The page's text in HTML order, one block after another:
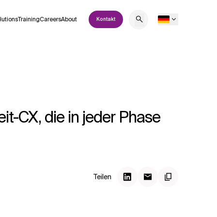
TrainingCareersAbout Kontakt
CX, die in jeder Phase
Teilen